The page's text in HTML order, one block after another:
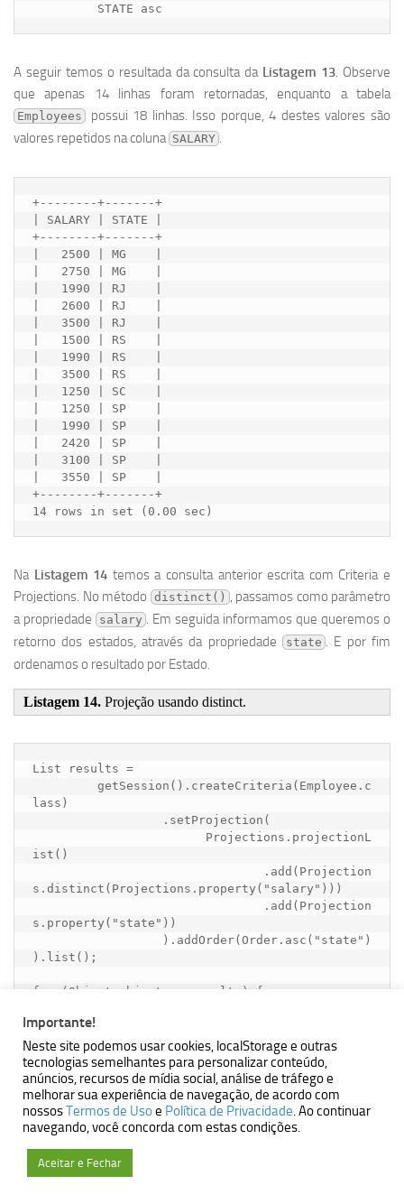
A seguir temos o resultada da consulta da Listagem 13. Observe
que apenas 14 linhas foram retornadas, enquanto a tabela
Employees
possui 18 linhas. Isso porque, 4 destes valores são
valores repetidos na coluna SALARY .
+--------+-------+
| SALARY | STATE |
+--------+-------+
|   2500 | MG    |
|   2750 | MG    |
|   1990 | RJ    |
|   2600 | RJ    |
|   3500 | RJ    |
|   1500 | RS    |
|   1990 | RS    |
|   3500 | RS    |
|   1250 | SC    |
|   1250 | SP    |
|   1990 | SP    |
|   2420 | SP    |
|   3100 | SP    |
|   3550 | SP    |
+--------+-------+
Na Listagem 14 temos a consulta anterior escrita com Criteria e
Projections. No método distinct() , passamos como parâmetro
a propriedade
salary . Em seguida informamos que queremos o
retorno dos estados, através da propriedade
state . E por fim
ordenamos o resultado por Estado.
Listagem 14. Projeção usando distinct.
List results =
lass)
ist()
s.distinct(Projections.property("salary")))
s.property("state"))
).list();
for (Object objects : results) {
	 System.out.println("------------------
-------------------");
	 System.out.println("Salaries in " +
o[1] + " state: " + o[0]);
Saiba mais
Importante!
Neste site podemos usar cookies, localStorage e outras
tecnologias semelhantes para personalizar conteúdo,
anúncios, recursos de mídia social, análise de tráfego e
melhorar sua experiência de navegação, de acordo com
nossosTermos de Usoe Política de Privacidade. Ao continuar
navegando, você concorda com estas condições.
Aceitar e Fechar